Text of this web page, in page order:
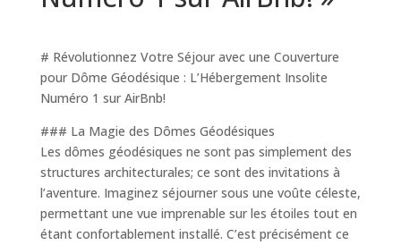
# Révolutionnez Votre Séjour avec une Couverture
pour Dôme Géodésique : L’Hébergement Insolite
Numéro 1 sur AirBnb!
### La Magie des Dômes Géodésiques
Les dômes géodésiques ne sont pas simplement des
structures architecturales; ce sont des invitations à
l’aventure. Imaginez séjourner sous une voûte céleste,
permettant une vue imprenable sur les étoiles tout en
étant confortablement installé. C’est précisément ce